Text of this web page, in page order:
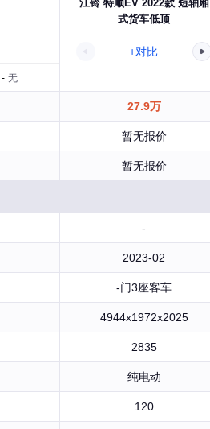
- 无
江铃 特顺EV 2022款 短轴厢
式货车低顶
+对比
27.9万
暂无报价
暂无报价
-
2023-02
-门3座客车
4944x1972x2025
2835
纯电动
120